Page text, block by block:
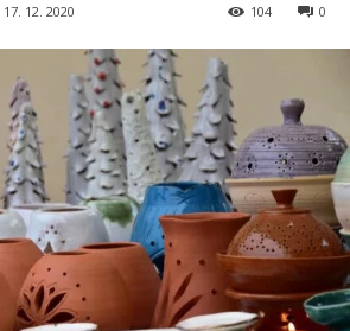
17. 12. 2020 0
104